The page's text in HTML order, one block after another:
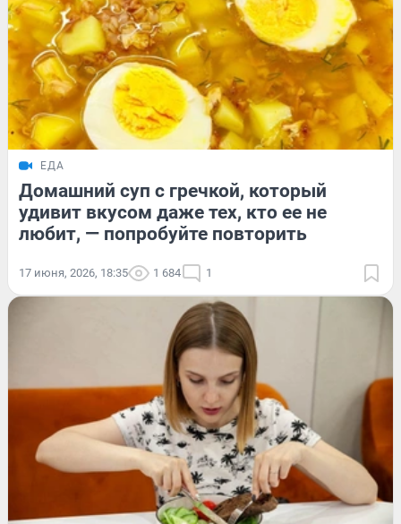
ЕДА
Домашний суп с гречкой, который
удивит вкусом даже тех, кто ее не
любит, — попробуйте повторить
17 июня, 2026, 18:35 1 684 1